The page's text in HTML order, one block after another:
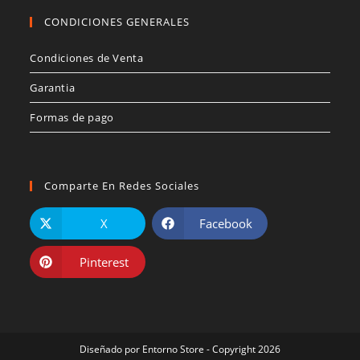
CONDICIONES GENERALES
Condiciones de Venta
Garantia
Formas de pago
Comparte En Redes Sociales
X Facebook
Pinterest
Diseñado por Entorno Store - Copyright 2026